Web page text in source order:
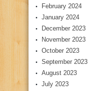
February 2024
January 2024
December 2023
November 2023
October 2023
September 2023
August 2023
July 2023